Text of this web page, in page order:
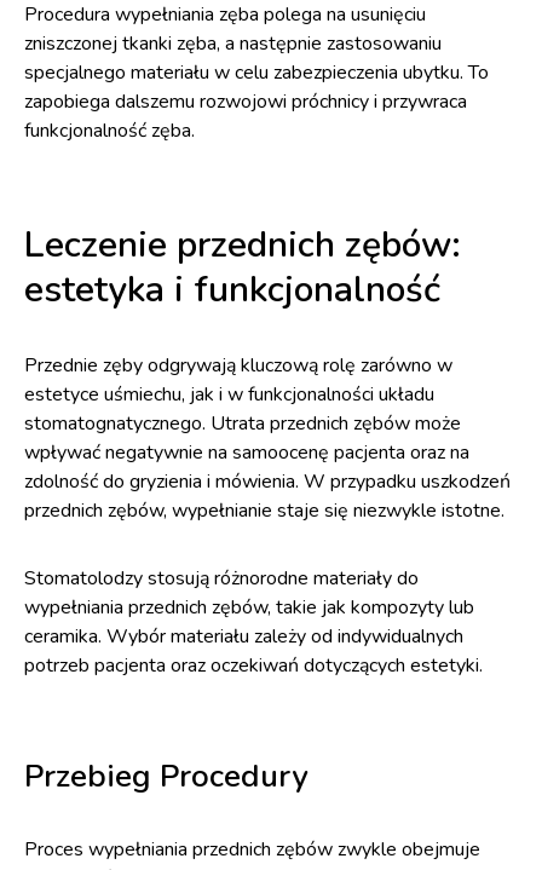
Procedura wypełniania zęba polega na usunięciu
zniszczonej tkanki zęba, a następnie zastosowaniu
specjalnego materiału w celu zabezpieczenia ubytku. To
zapobiega dalszemu rozwojowi próchnicy i przywraca
funkcjonalność zęba.
Leczenie przednich zębów:
estetyka i funkcjonalność
Przednie zęby odgrywają kluczową rolę zarówno w
estetyce uśmiechu, jak i w funkcjonalności układu
stomatognatycznego. Utrata przednich zębów może
wpływać negatywnie na samoocenę pacjenta oraz na
zdolność do gryzienia i mówienia. W przypadku uszkodzeń
przednich zębów, wypełnianie staje się niezwykle istotne.
Stomatolodzy stosują różnorodne materiały do
wypełniania przednich zębów, takie jak kompozyty lub
ceramika. Wybór materiału zależy od indywidualnych
potrzeb pacjenta oraz oczekiwań dotyczących estetyki.
Przebieg Procedury
Proces wypełniania przednich zębów zwykle obejmuje